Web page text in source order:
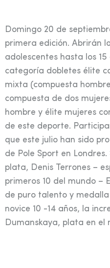
Domingo 20 de
primera edición. Abrirán
adolescentes hasta los
categoría dobletes élite
mixta (compuesta
compuesta de dos
hombre y élite mujeres
de este deporte.
que este julio han sido
de Pole Sport en
plata, Denis Terrones –
primeros 10 del mundo –
de puro talento y
novice 10 -14 años, la
Dumanskaya, plata en el